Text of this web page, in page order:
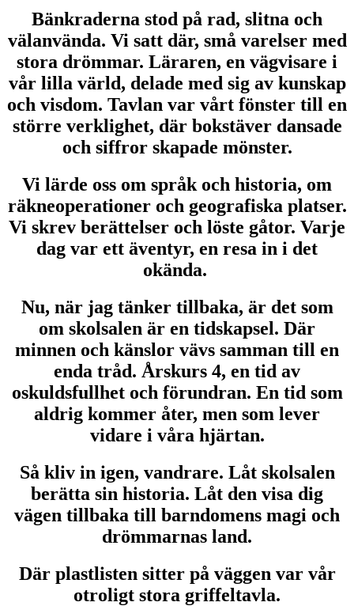
Bänkraderna stod på rad, slitna och
välanvända. Vi satt där, små varelser med
stora drömmar. Läraren, en vägvisare i
vår lilla värld, delade med sig av kunskap
och visdom. Tavlan var vårt fönster till en
större verklighet, där bokstäver dansade
och siffror skapade mönster.
Vi lärde oss om språk och historia, om
räkneoperationer och geografiska platser.
Vi skrev berättelser och löste gåtor. Varje
dag var ett äventyr, en resa in i det
okända.
Nu, när jag tänker tillbaka, är det som
om skolsalen är en tidskapsel. Där
minnen och känslor vävs samman till en
enda tråd. Årskurs 4, en tid av
oskuldsfullhet och förundran. En tid som
aldrig kommer åter, men som lever
vidare i våra hjärtan.
Så kliv in igen, vandrare. Låt skolsalen
berätta sin historia. Låt den visa dig
vägen tillbaka till barndomens magi och
drömmarnas land.
Där plastlisten sitter på väggen var vår
otroligt stora griffeltavla.